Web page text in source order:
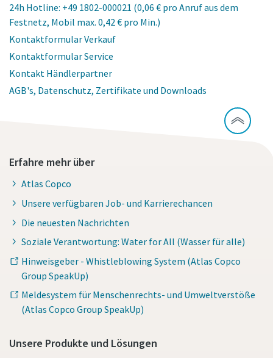
24h Hotline: +49 1802-000021 (0,06 € pro Anruf aus dem
Festnetz, Mobil max. 0,42 € pro Min.)
Kontaktformular Verkauf
Kontaktformular Service
Kontakt Händlerpartner
AGB's, Datenschutz, Zertifikate und Downloads
Erfahre mehr über
Atlas Copco
Unsere verfügbaren Job- und Karrierechancen
Die neuesten Nachrichten
Soziale Verantwortung: Water for All (Wasser für alle)
Hinweisgeber - Whistleblowing System (Atlas Copco
Group SpeakUp)
Meldesystem für Menschenrechts- und Umweltverstöße
(Atlas Copco Group SpeakUp)
Unsere Produkte und Lösungen